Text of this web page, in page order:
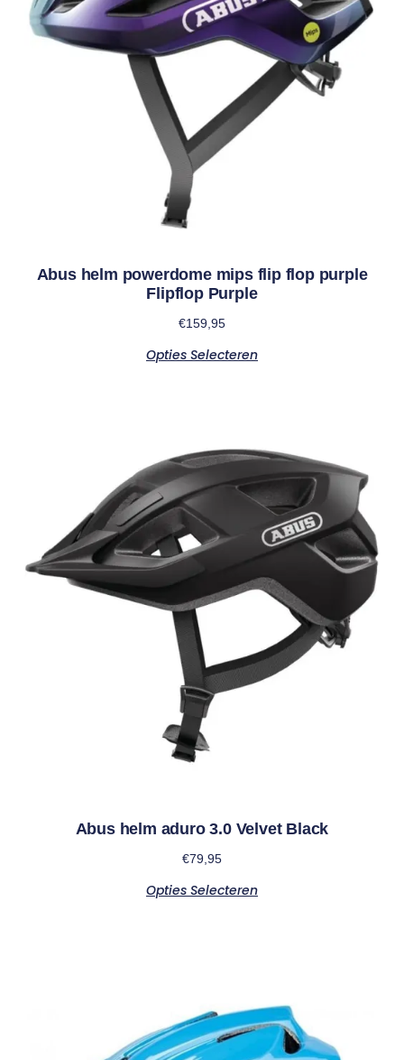
Abus helm powerdome mips flip flop purple
Flipflop Purple
€159,95
Opties Selecteren
Abus helm aduro 3.0 Velvet Black
€79,95
Opties Selecteren